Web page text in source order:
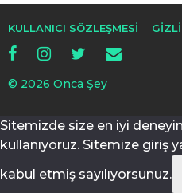
KULLANICI SÖZLEŞMESI
© 2026 Onca Şey
Sitemizde size en iyi
kullanıyoruz. Sitemize giriş
kabul etmiş sayılıyorsunuz.